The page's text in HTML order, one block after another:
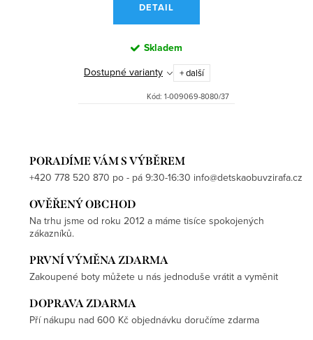
DETAIL
Skladem
Dostupné varianty + další
Kód: 1-009069-8080/37
PORADÍME VÁM S VÝBĚREM
+420 778 520 870 po - pá 9:30-16:30 info@detskaobuvzirafa.cz
OVĚŘENÝ OBCHOD
Na trhu jsme od roku 2012 a máme tisíce spokojených
zákazníků.
PRVNÍ VÝMĚNA ZDARMA
Zakoupené boty můžete u nás jednoduše vrátit a vyměnit
DOPRAVA ZDARMA
Pří nákupu nad 600 Kč objednávku doručíme zdarma